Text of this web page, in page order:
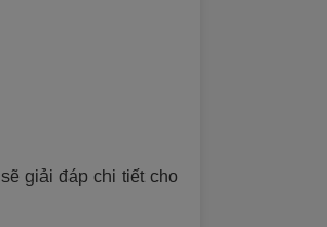
sẽ giải đáp chi tiết cho